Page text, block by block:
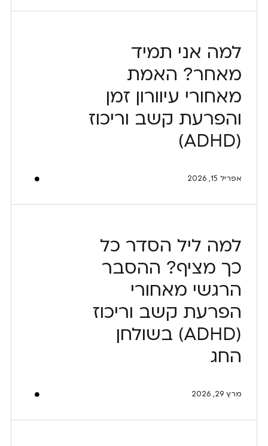
למה אני תמיד
מאחר? האמת
מאחורי עיוורון זמן
והפרעת קשב וריכוז
(ADHD)
אפריל 15, 2026
למה ליל הסדר כל
כך מציף? ההסבר
הרגשי מאחורי
הפרעת קשב וריכוז
(ADHD) בשולחן
החג
מרץ 29, 2026